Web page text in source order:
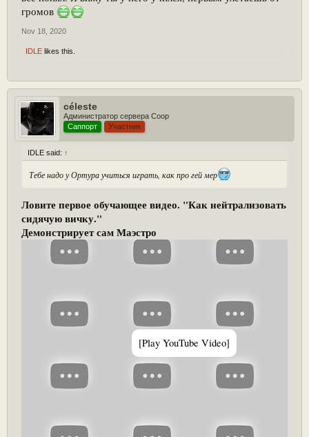
громов
Nov 18, 2020
IDLE likes this.
céleste
Администратор сервера Coop
Саппорт
Участник
IDLE said: ↑
Тебе надо у Ортура учиться играть, как про гей мер
Ловите первое обучающее видео. "Как нейтрализовать
сидячую вичку."
Демонстрирует сам Маэстро
[Play YouTube Video]